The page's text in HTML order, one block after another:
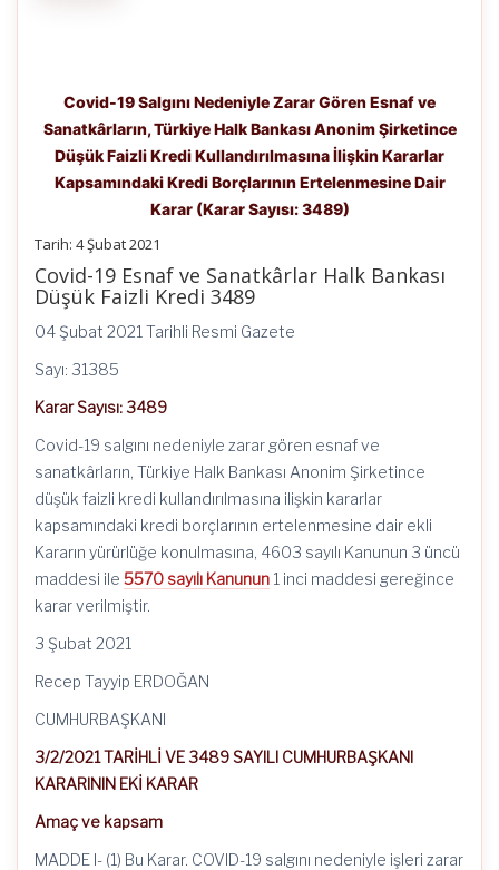
Covid-19 Salgını Nedeniyle Zarar Gören Esnaf ve
Sanatkârların, Türkiye Halk Bankası Anonim Şirketince
Düşük Faizli Kredi Kullandırılmasına İlişkin Kararlar
Kapsamındaki Kredi Borçlarının Ertelenmesine Dair
Karar (Karar Sayısı: 3489)
Tarih: 4 Şubat 2021
Covid-19 Esnaf ve Sanatkârlar Halk Bankası
Düşük Faizli Kredi 3489
04 Şubat 2021 Tarihli Resmi Gazete
Sayı: 31385
Karar Sayısı: 3489
Covid-19 salgını nedeniyle zarar gören esnaf ve
sanatkârların, Türkiye Halk Bankası Anonim Şirketince
düşük faizli kredi kullandırılmasına ilişkin kararlar
kapsamındaki kredi borçlarının ertelenmesine dair ekli
Kararın yürürlüğe konulmasına, 4603 sayılı Kanunun 3 üncü
maddesi ile 5570 sayılı Kanunun 1 inci maddesi gereğince
karar verilmiştir.
3 Şubat 2021
Recep Tayyip ERDOĞAN
CUMHURBAŞKANI
3/2/2021 TARİHLİ VE 3489 SAYILI CUMHURBAŞKANI
KARARININ EKİ KARAR
Amaç ve kapsam
MADDE l- (1) Bu Karar. COVID-19 salgını nedeniyle işleri zarar